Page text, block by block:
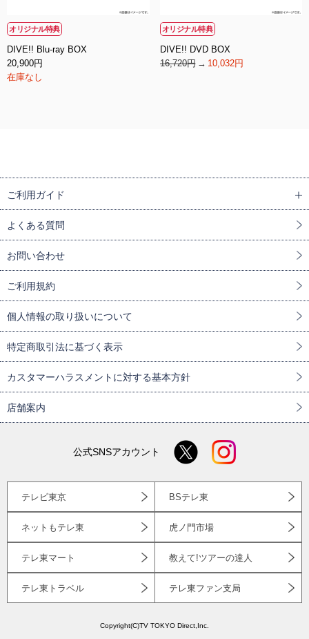
オリジナル特典
DIVE!! Blu-ray BOX
20,900円
在庫なし
オリジナル特典
DIVE!! DVD BOX
16,720円
10,032円
ご利用ガイド
よくある質問
お問い合わせ
ご利用規約
個人情報の取り扱いについて
特定商取引法に基づく表示
カスタマーハラスメントに対する基本方針
店舗案内
公式SNSアカウント
テレビ東京 BSテレ東
ネットもテレ東 虎ノ門市場
テレ東マート 教えて!ツアーの達人
テレ東トラベル テレ東ファン支局
Copyright(C)TV TOKYO Direct,Inc.